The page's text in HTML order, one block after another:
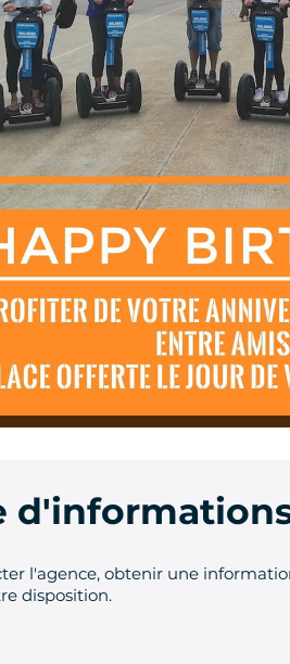
l'agence, obtenir une
disposition.